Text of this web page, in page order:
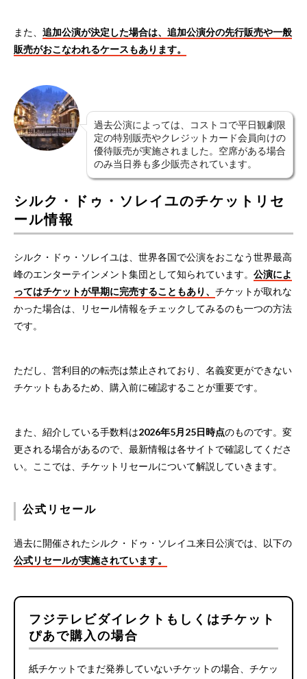
また、 追加公演が決定した場合は、追加公演分の先行販売や一般
販売がおこなわれるケースもあります。
過去公演によっては、コストコで平日観劇限
定の特別販売やクレジットカード会員向けの
優待販売が実施されました。空席がある場合
のみ当日券も多少販売されています。
シルク・ドゥ・ソレイユのチケットリセ
ール情報
シルク・ドゥ・ソレイユは、世界各国で公演をおこなう世界最高
峰のエンターテインメント集団として知られています。 公演によ
ってはチケットが早期に完売することもあり、 チケットが取れな
かった場合は、リセール情報をチェックしてみるのも一つの方法
です。
ただし、営利目的の転売は禁止されており、名義変更ができない
チケットもあるため、購入前に確認することが重要です。
また、紹介している手数料は2026年5月25日時点のものです。変
更される場合があるので、最新情報は各サイトで確認してくださ
い。ここでは、チケットリセールについて解説していきます。
公式リセール
過去に開催されたシルク・ドゥ・ソレイユ来日公演では、以下の
公式リセールが実施されています。
フジテレビダイレクトもしくはチケット
ぴあで購入の場合
紙チケットでまだ発券していないチケットの場合、チケッ